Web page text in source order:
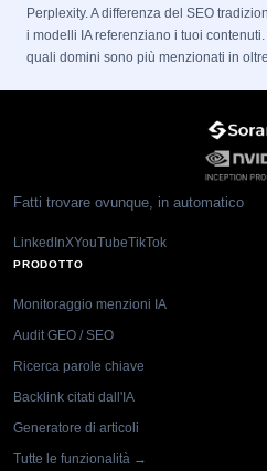
Perplexity. A differenza del SEO
i modelli IA referenziano i tuoi
quali domini sono più menzionati in
Fatti trovare ovunque, in automatico
LinkedInXYouTubeTikTok
PRODOTTO
Monitoraggio menzioni IA
Audit GEO / SEO
Ricerca parole chiave
Backlink citati dall'IA
Generatore di articoli
Tutte le funzionalità →